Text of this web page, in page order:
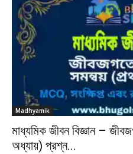
Madhyamik
মাধ্যমিক জীবন বিজ্ঞান –
অধ্যায়) প্রশ্ন...